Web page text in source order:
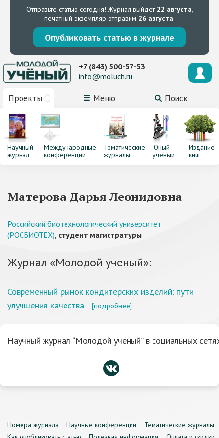
Отправьте статью сегодня! Журнал выйдет 22 августа,
печатный экземпляр отправим 26 августа.
Опубликовать статью в журнале
Проекты Меню Поиск
+7 (843) 500-57-53
info@moluch.ru
Научный
журнал
Международные
конференции
Тематические
журналы
Юный
ученый
Издание
книг
Матерова Дарья Леонидовна
Российский биотехнологический университет
(РОСБИОТЕХ), студент магистратуры
Журнал «Молодой ученый»:
Современный рынок кондитерских изделий: пути
улучшения качества
[подробнее]
Научный журнал “Молодой ученый” в социальных
Номера журнала Научные конференции
Тематические журналы